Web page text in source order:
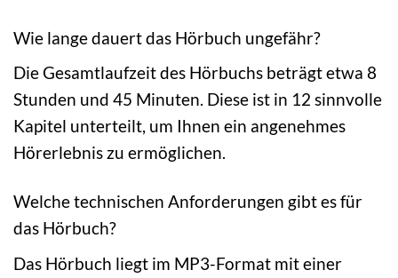
Wie lange dauert das Hörbuch ungefähr?
Die Gesamtlaufzeit des Hörbuchs beträgt etwa 8
Stunden und 45 Minuten. Diese ist in 12 sinnvolle
Kapitel unterteilt, um Ihnen ein angenehmes
Hörerlebnis zu ermöglichen.
Welche technischen Anforderungen gibt es für
das Hörbuch?
Das Hörbuch liegt im MP3-Format mit einer